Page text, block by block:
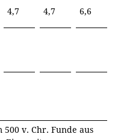
4,7 4,7 6,6
500 v. Chr. Funde aus